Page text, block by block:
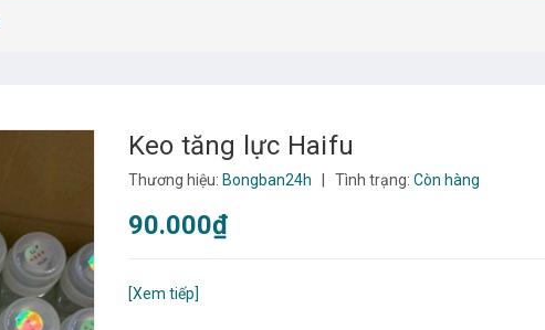
Keo tăng lực Haifu
Thương hiệu: Bongban24h Tình trạng: Còn hàng
90.000₫
[Xem tiếp]